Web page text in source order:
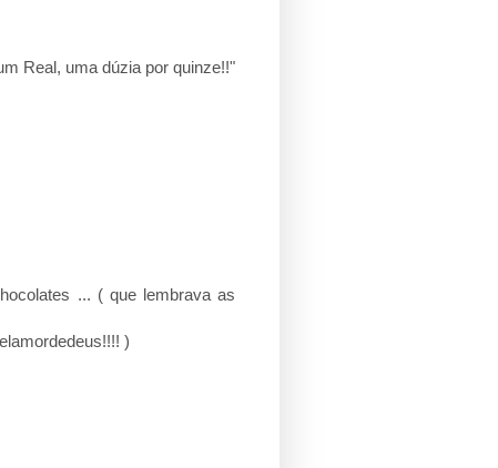
Real, uma dúzia por quinze!!"
... ( que lembrava as
)